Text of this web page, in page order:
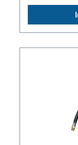
psi mit genauer Druckeinstellung durch
Abluftentlastung Ideal zur
63500